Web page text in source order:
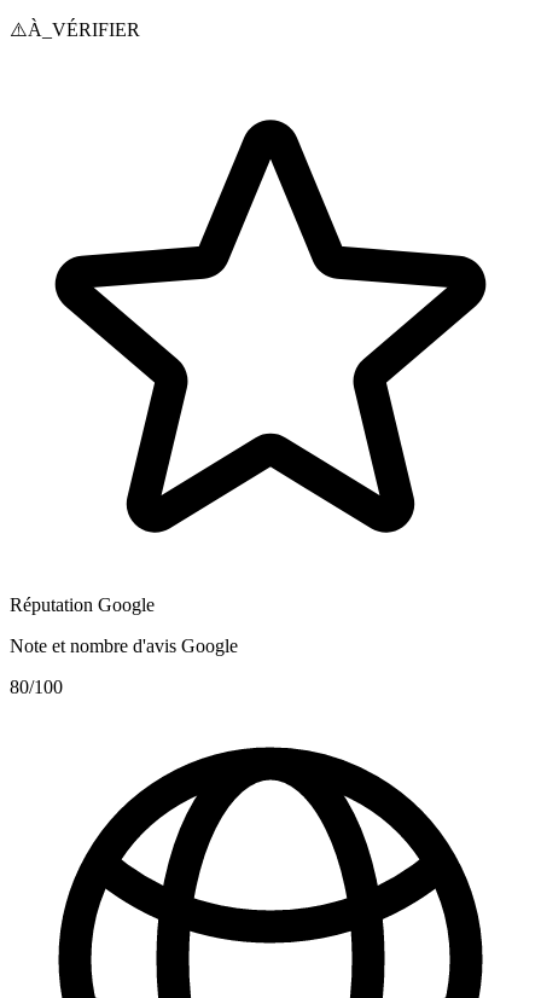
⚠️À_VÉRIFIER
Réputation Google
Note et nombre d'avis Google
80/100